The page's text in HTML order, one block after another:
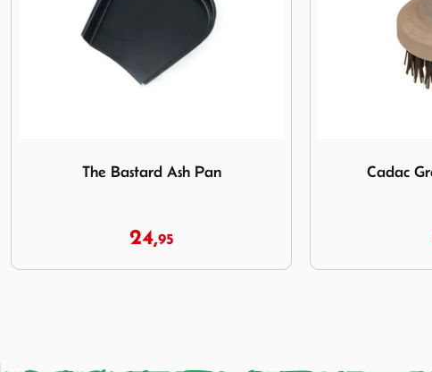
Cadac Greengrill Cleaner
8,50
Big Green